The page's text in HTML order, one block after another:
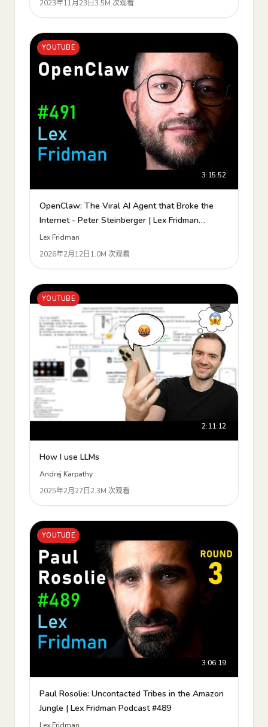
2023年11月23日3.5M 次观看
YOUTUBE
3:15:52
OpenClaw: The Viral AI Agent that Broke the
Internet - Peter Steinberger | Lex Fridman
Podcast #491
Lex Fridman
2026年2月12日 1.0M 次观看
YOUTUBE
2:11:12
How I use LLMs
Andrej Karpathy
2025年2月27日 2.3M 次观看
YOUTUBE
3:06:19
Paul Rosolie: Uncontacted Tribes in the Amazon
Jungle | Lex Fridman Podcast #489